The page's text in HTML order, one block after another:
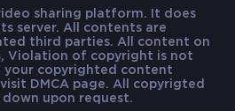
sharing platform. It does
server. All contents are
third parties. All content on
Violation of copyright is not
your copyrighted content
DMCA page. All copyrigted
upon request.